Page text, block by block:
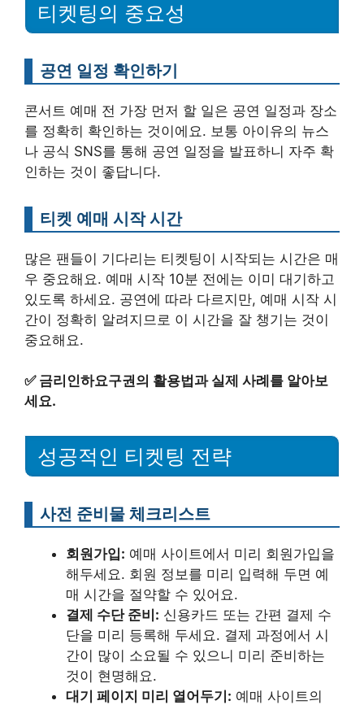
티켓팅의 중요성
공연 일정 확인하기
콘서트 예매 전 가장 먼저 할 일은 공연 일정과 장소
를 정확히 확인하는 것이에요. 보통 아이유의 뉴스
나 공식 SNS를 통해 공연 일정을 발표하니 자주 확
인하는 것이 좋답니다.
티켓 예매 시작 시간
많은 팬들이 기다리는 티켓팅이 시작되는 시간은 매
우 중요해요. 예매 시작 10분 전에는 이미 대기하고
있도록 하세요. 공연에 따라 다르지만, 예매 시작 시
간이 정확히 알려지므로 이 시간을 잘 챙기는 것이
중요해요.
✅ 금리인하요구권의 활용법과 실제 사례를 알아보
세요.
성공적인 티켓팅 전략
사전 준비물 체크리스트
회원가입: 예매 사이트에서 미리 회원가입을
해두세요. 회원 정보를 미리 입력해 두면 예
매 시간을 절약할 수 있어요.
결제 수단 준비: 신용카드 또는 간편 결제 수
단을 미리 등록해 두세요. 결제 과정에서 시
간이 많이 소요될 수 있으니 미리 준비하는
것이 현명해요.
대기 페이지 미리 열어두기: 예매 사이트의